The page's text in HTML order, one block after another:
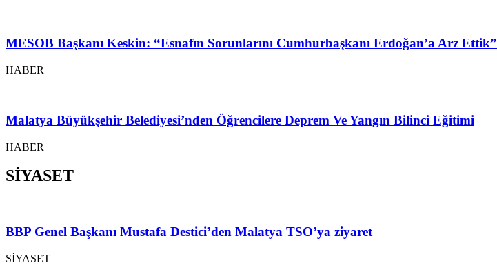
MESOB Başkanı Keskin: “Esnafın Sorunlarını Cumhurbaşkanı Erdoğan’a Arz Ettik”
HABER
Malatya Büyükşehir Belediyesi’nden Öğrencilere Deprem Ve Yangın Bilinci Eğitimi
HABER
SİYASET
BBP Genel Başkanı Mustafa Destici’den Malatya TSO’ya ziyaret
SİYASET